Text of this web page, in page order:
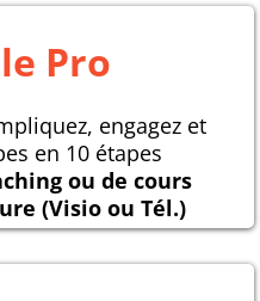
Pro
engagez et
en 10 étapes
ou de cours
(Visio ou Tél.)